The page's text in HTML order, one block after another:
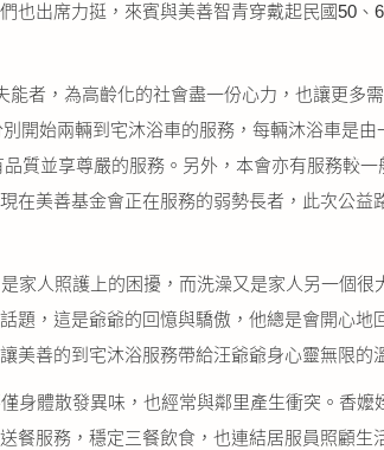
也出席力挺，來賓與美善智青穿戴起民國50、
者，為高齡化的社會盡一份心力，也讓更多
開始兩輛到宅沐浴車的服務，每輛沐浴車是由
質並享尊嚴的服務。另外，本會亦有服務較
美善基金會正在服務的弱勢長者，此次公益
家人照護上的困擾，而洗澡又是家人另一個很
題，這是爺爺的回憶與驕傲，他總是會開心地
美善的到宅沐浴服務帶給汪爺爺身心靈無限的
身體散發異味，也經常與鄰里產生衝突。香嬤
餐服務，穩定三餐飲食，也連結居服員照顧生